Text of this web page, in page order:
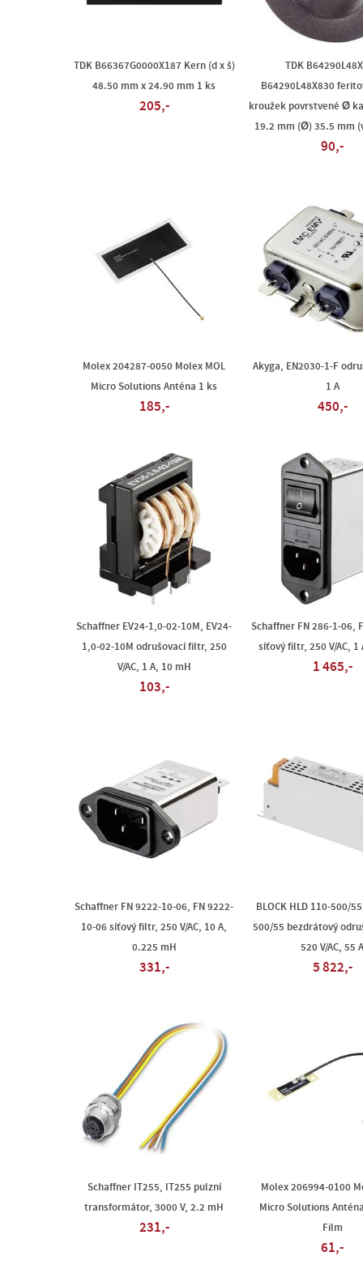
TDK B66367G0000X187 Kern (d x š)
48.50 mm x 24.90 mm 1 ks
205,-
TDK
B64290L48X830
kroužek povrstvené Ø
19.2 mm (Ø) 35.5 mm
90,-
Molex 204287-0050 Molex MOL
Micro Solutions Anténa 1 ks
185,-
Akyga, EN2030-1-F
1 A
450,-
Schaffner EV24-1,0-02-10M, EV24-
1,0-02-10M odrušovací filtr, 250
V/AC, 1 A, 10 mH
103,-
Schaffner FN 286-1-06,
síťový filtr, 250 V/AC, 1
1 465,-
Schaffner FN 9222-10-06, FN 9222-
10-06 síťový filtr, 250 V/AC, 10 A,
0.225 mH
331,-
BLOCK HLD 110-500/
500/55 bezdrátový
520 V/AC, 55 A
5 822,-
Schaffner IT255, IT255 pulzní
transformátor, 3000 V, 2.2 mH
231,-
Molex 206994-0100
Micro Solutions
Film
61,-